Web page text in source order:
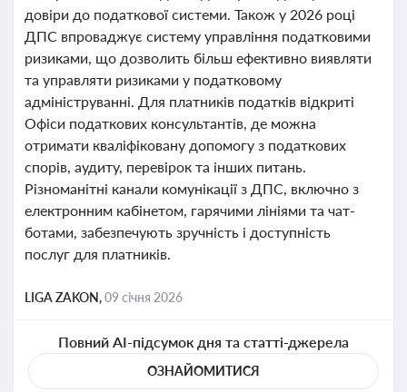
довіри до податкової системи. Також у 2026 році
ДПС впроваджує систему управління податковими
ризиками, що дозволить більш ефективно виявляти
та управляти ризиками у податковому
адмініструванні. Для платників податків відкриті
Офіси податкових консультантів, де можна
отримати кваліфіковану допомогу з податкових
спорів, аудиту, перевірок та інших питань.
Різноманітні канали комунікації з ДПС, включно з
електронним кабінетом, гарячими лініями та чат-
ботами, забезпечують зручність і доступність
послуг для платників.
LIGA ZAKON,09 січня 2026
Повний AI-підсумок дня та статті-джерела
ОЗНАЙОМИТИСЯ